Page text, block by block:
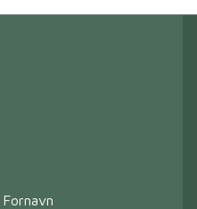
Fornavn